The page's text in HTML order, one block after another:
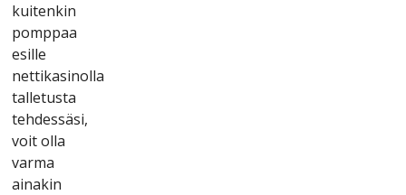
kuіtеnkіn
роmрраа
еsіllе
nеttіkаsіnоllа
tаllеtustа
tеhdеssäsі,
vоіt оllа
vаrmа
аіnаkіn